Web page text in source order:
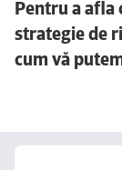
Pentru a afla
strategie de
cum vă